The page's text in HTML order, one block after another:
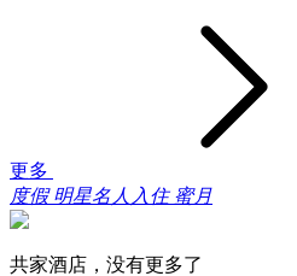
更多
度假 明星名人入住 蜜月
共家酒店，没有更多了